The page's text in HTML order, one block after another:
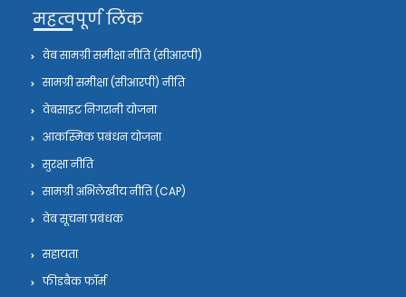
महत्वपूर्ण लिंक
वेब सामग्री समीक्षा नीति (सीआरपी)
सामग्री समीक्षा (सीआरपी) नीति
वेबसाइट निगरानी योजना
आकस्मिक प्रबंधन योजना
सुरक्षा नीति
सामग्री अभिलेखीय नीति (CAP)
वेब सूचना प्रबंधक
सहायता
फीडबैक फॉर्म